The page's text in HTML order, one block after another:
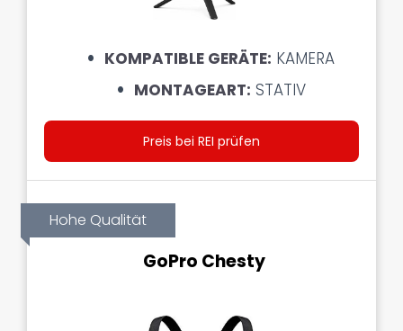
KOMPATIBLE GERÄTE: KAMERA
MONTAGEART: STATIV
Preis bei REI prüfen
Hohe Qualität
GoPro Chesty